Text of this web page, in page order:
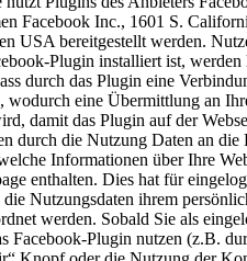
Facebook Inc., 1601 S.
USA bereitgestellt werden.
Plugin installiert ist,
durch das Plugin eine
wodurch eine Übermittlung an
damit das Plugin auf der
durch die Nutzung Daten an die
Informationen über Ihre
enthalten. Dies hat für
die Nutzungsdaten ihrem
werden. Sobald Sie als
Facebook-Plugin nutzen (z.B.